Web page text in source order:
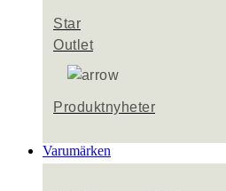
Star
Outlet
Produktnyheter
Varumärken